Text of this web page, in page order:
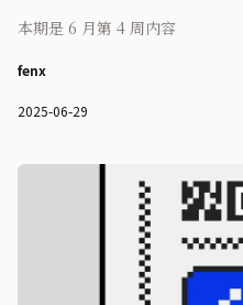
本期是 6 月第 4 周内容
fenx
2025-06-29